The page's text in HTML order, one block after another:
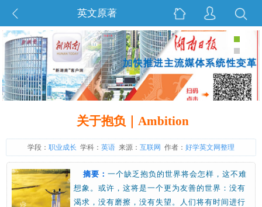
英文原著
关于抱负｜Ambition
学段： 职业成长 学科： 英语来源： 互联网 作者： 好学英文网整理
摘要： 一个缺乏抱负的世界将会怎样，这不难
想象。或许，这将是一个更为友善的世界：没有
渴求，没有磨擦，没有失望。人们将有时间进行